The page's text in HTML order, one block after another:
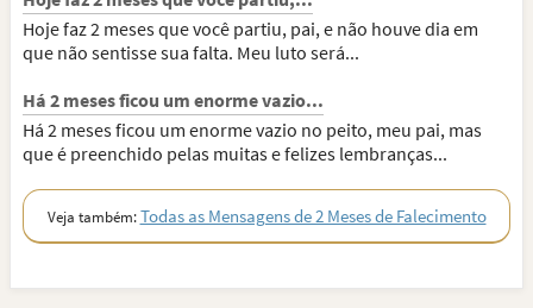
Hoje faz 2 meses que você partiu, pai, e não houve dia em
que não sentisse sua falta. Meu luto será...
Há 2 meses ficou um enorme vazio...
Há 2 meses ficou um enorme vazio no peito, meu pai, mas
que é preenchido pelas muitas e felizes lembranças...
Veja também:Todas as Mensagens de 2 Meses de Falecimento